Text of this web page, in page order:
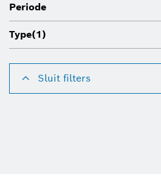
Periode
Type(1)
Sluit filters